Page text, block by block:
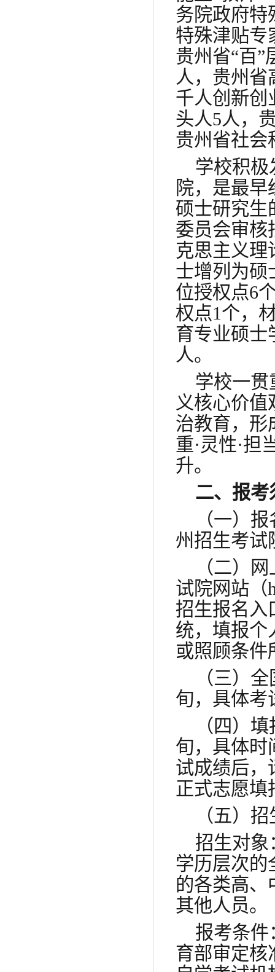
务院政府特
特殊津贴专
贵州省“百”
人，贵州省
千人创新创
头人5人，
贵州省社会
学校积极
院，是最
硕士研究生
委员会审核
克思主义理
士增列为硕
位授权点6
权点1个，
育专业硕士
人。
学校一贯
义核心价值
治教育，形
重·灵性·担
升。
二、报考
（一）
州招生考试
（二）
试院网站（
招生报名入
统，填报个
或照顾条件
（三）
旬，具体考
（四）
旬，具体时
试成绩后，
正式志愿填
（五）
招生对象
学历层次的
的各类高、
其他人员。
报考条件
育部审定核